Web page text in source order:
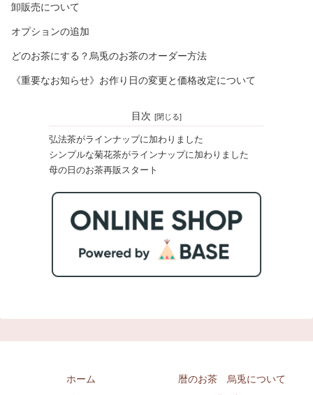
卸販売について
オプションの追加
どのお茶にする？烏兎のお茶のオーダー方法
《重要なお知らせ》お作り日の変更と価格改定について
目次
弘法茶がラインナップに加わりました
シンプルな菊花茶がラインナップに加わりました
母の日のお茶再販スタート
ホーム
暦のお茶 烏兎について